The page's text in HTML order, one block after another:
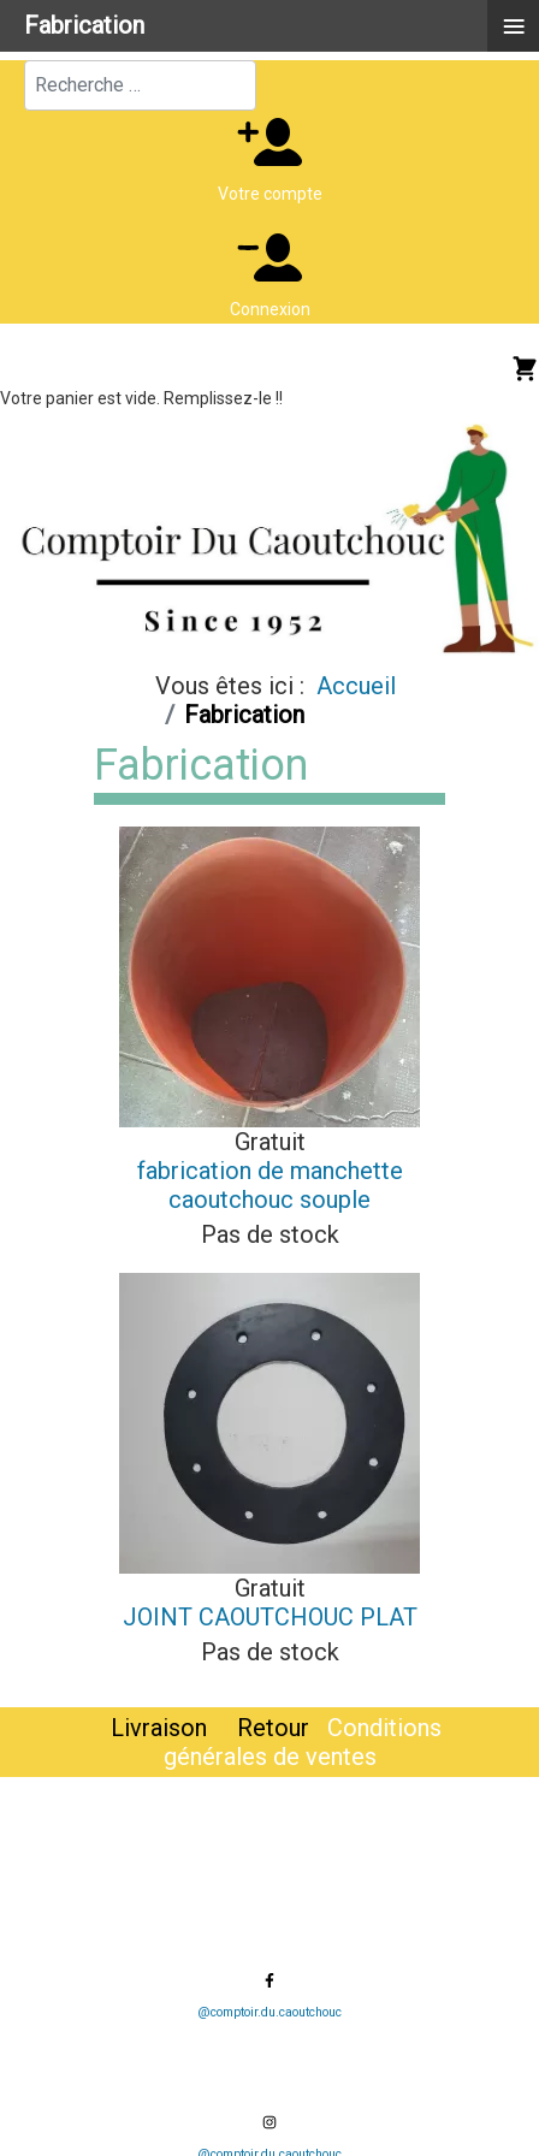
Rechercher
Votre compte
Connexion
Votre panier est vide. Remplissez-le !!
Vous êtes ici : Accueil
Fabrication
Fabrication
Gratuit
fabrication de manchette
caoutchouc souple
Pas de stock
Gratuit
JOINT CAOUTCHOUC PLAT
Pas de stock
Livraison Retour
Conditions
générales de ventes
@comptoir.du.caoutchouc
Fabrication ≡